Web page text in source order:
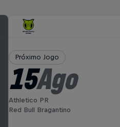
Próximo Jogo
15Ago
Athletico PR
Red Bull Bragantino